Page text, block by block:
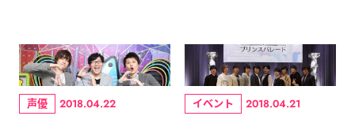
声優 2018.04.22 イベント 2018.04.21